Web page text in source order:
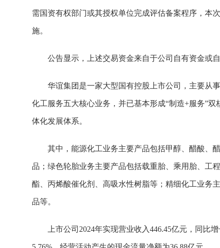
需国资有权部门或其授权单位完成评估备案程序，本
施。
公告显示，上述交易资金来自于公司自有资金或
华谊集团是一家大型国有控股上市公司，主要从
化工服务五大核心业务，并已基本形成“制造+服务”
体化发展体系。
其中，能源化工业务主要产品包括甲醇、醋酸、
品；绿色轮胎业务主要产品包括载重胎、乘用胎、工
酯、丙烯酸催化剂、高吸水性树脂等；精细化工业务
品等。
上市公司2024年实现营业收入446.45亿元，同比